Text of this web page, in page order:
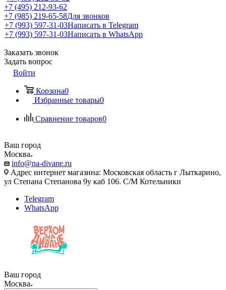
+7 (495) 212-93-62
+7 (985) 219-65-58Для звонков
+7 (993) 597-31-03Написать в Telegram
+7 (993) 597-31-03Написать в WhatsApp
Заказать звонок
Задать вопрос
Войти
Корзина0
Избранные товары0
Сравнение товаров0
Ваш город
Москва
info@na-divane.ru
Адрес интернет магазина: Московская область г Лыткарино,
ул Степана Степанова 9у каб 106. С/М Котельники
Telegram
WhatsApp
Ваш город
Москва